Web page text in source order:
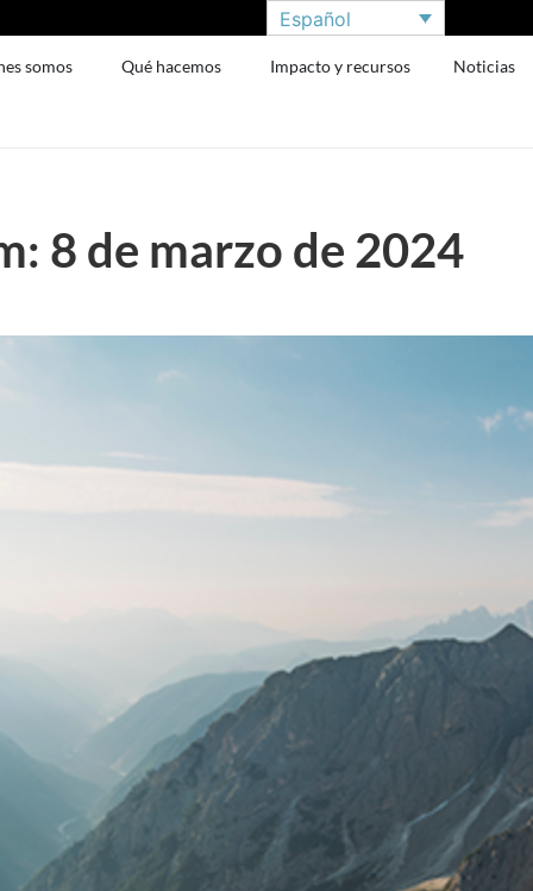
Español
somos Qué hacemos Impacto y recursos Noticias
8 de marzo de 2024